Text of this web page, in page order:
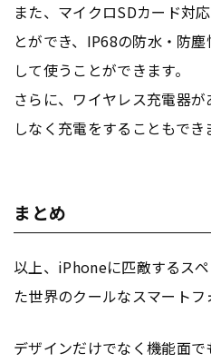
また、マイクロSDカード対
とができ、IP68の防水・防
して使うことができます。
さらに、ワイヤレス充電器
しなく充電をすることもでき
まとめ
以上、iPhoneに匹敵するス
た世界のクールなスマートフ
デザインだけでなく機能面